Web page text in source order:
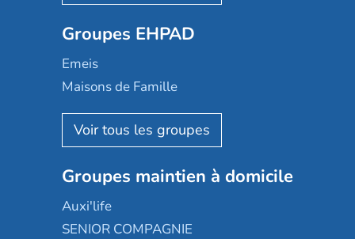
Mobicap
Domusvi
Happy Senior
Aquarelia
Nexity edenea
Les jardins d'Arcadie
Occitalia
Appartseniors
Groupes EHPAD
Emeis
Maisons de Famille
Korian
Emera
Groupe SOS
Le Noble Âge
Almage
Groupes maintien à domicile
Auxi'life
SENIOR COMPAGNIE